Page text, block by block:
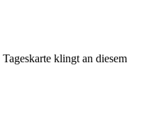
klingt an diesem